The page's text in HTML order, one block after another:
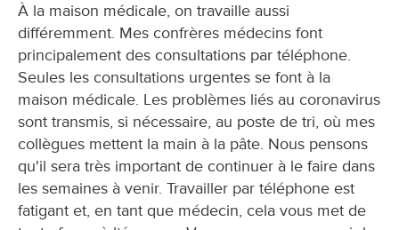
À la maison médicale, on travaille aussi
différemment. Mes confrères médecins font
principalement des consultations par téléphone.
Seules les consultations urgentes se font à la
maison médicale. Les problèmes liés au coronavirus
sont transmis, si nécessaire, au poste de tri, où mes
collègues mettent la main à la pâte. Nous pensons
qu'il sera très important de continuer à le faire dans
les semaines à venir. Travailler par téléphone est
fatigant et, en tant que médecin, cela vous met de